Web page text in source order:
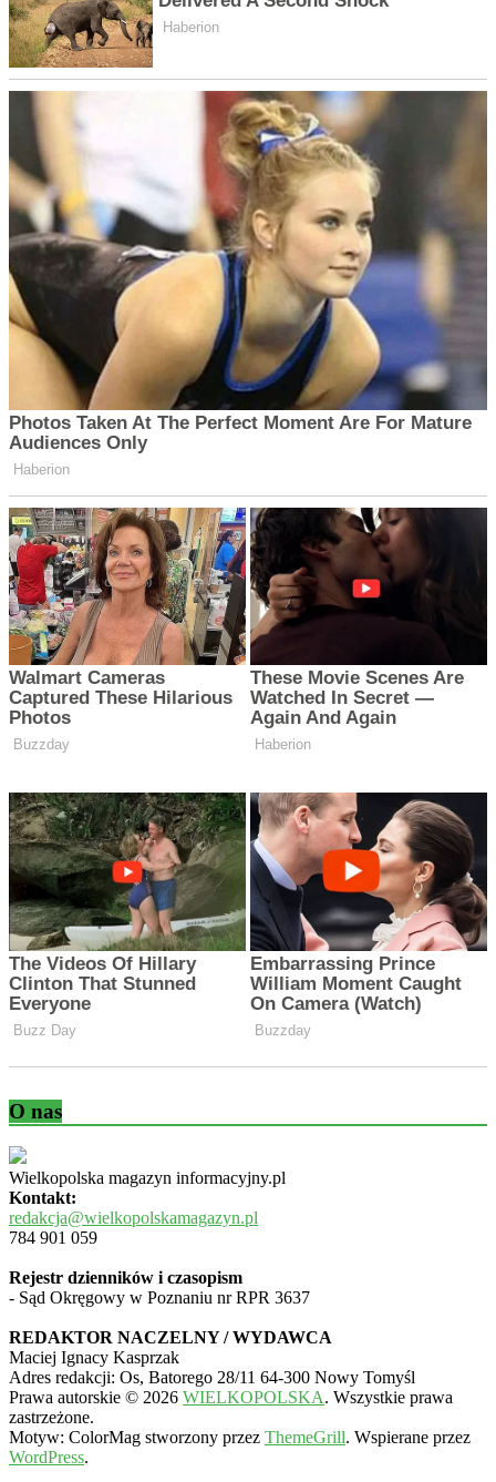
O nas
Wielkopolska magazyn informacyjny.pl
Kontakt:
redakcja@wielkopolskamagazyn.pl
784 901 059
Rejestr dzienników i czasopism
- Sąd Okręgowy w Poznaniu nr RPR 3637
REDAKTOR NACZELNY / WYDAWCA
Maciej Ignacy Kasprzak
Adres redakcji: Os, Batorego 28/11 64-300 Nowy Tomyśl
Prawa autorskie © 2026 WIELKOPOLSKA. Wszystkie prawa
zastrzeżone.
Motyw: ColorMag stworzony przez ThemeGrill. Wspierane przez
WordPress.